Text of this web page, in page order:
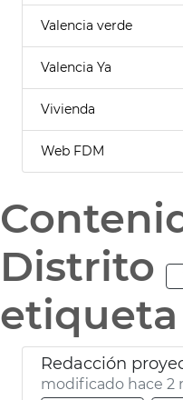
Valencia verde
Valencia Ya
Vivienda
Web FDM
Distrito
etiqueta
modificado hace 2